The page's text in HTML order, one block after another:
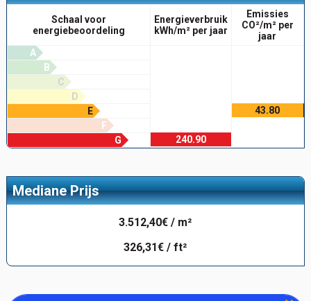
Schaal voor
energiebeoordeling
Energieverbruik
kWh/m² per jaar
Emissies
CO²/m² per
jaar
A
B
C
D
E
43.80
F
G
240.90
Mediane Prijs
3.512,40€ / m²
326,31€ / ft²